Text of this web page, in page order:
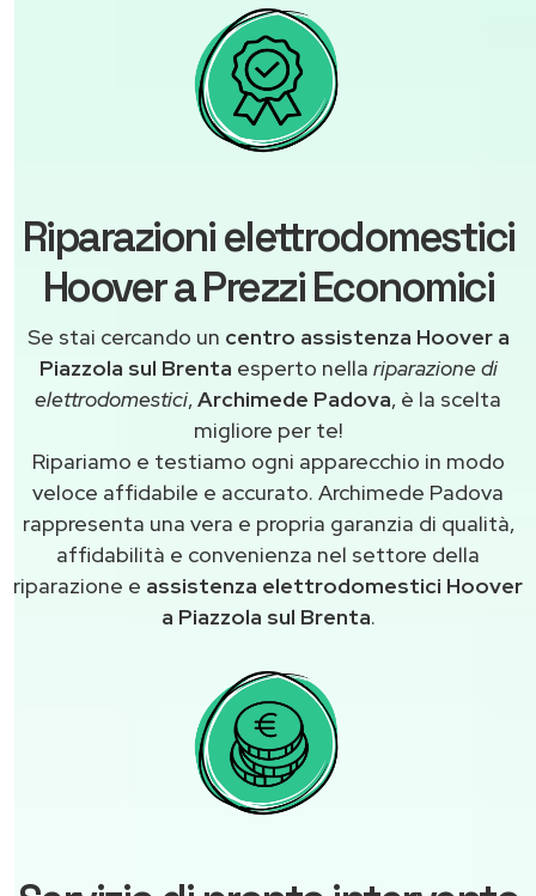
Riparazioni elettrodomestici
Hoover a Prezzi Economici
Se stai cercando un centro assistenza Hoover a
Piazzola sul Brenta esperto nella riparazione di
elettrodomestici,Archimede Padova, è la scelta
migliore per te!
Ripariamo e testiamo ogni apparecchio in modo
veloce affidabile e accurato. Archimede Padova
rappresenta una vera e propria garanzia di qualità,
affidabilità e convenienza nel settore della
riparazione e assistenza elettrodomestici Hoover
a Piazzola sul Brenta.